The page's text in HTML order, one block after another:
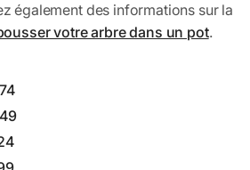
également des informations sur la
votre arbre dans un pot.